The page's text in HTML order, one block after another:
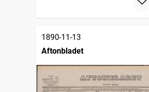
1890-11-13
Aftonbladet